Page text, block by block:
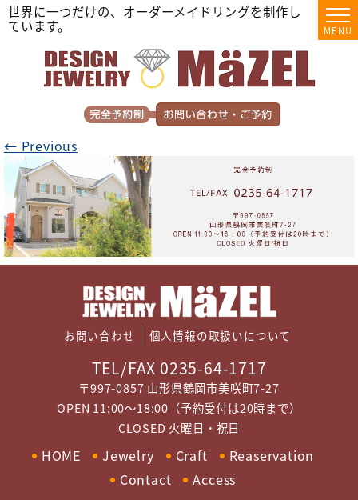
世界に一つだけの、オーダーメイドリングを制作し
ています。
MENU
← Previous
お問い合わせ 個人情報の取扱いについて
TEL/FAX 0235-64-1717
〒997-0857 山形県鶴岡市美咲町7-27
OPEN 11:00～18:00（予約受付は20時まで）
CLOSED 火曜日・祝日
HOME Jewelry Craft
Reaservation
Contact
Access